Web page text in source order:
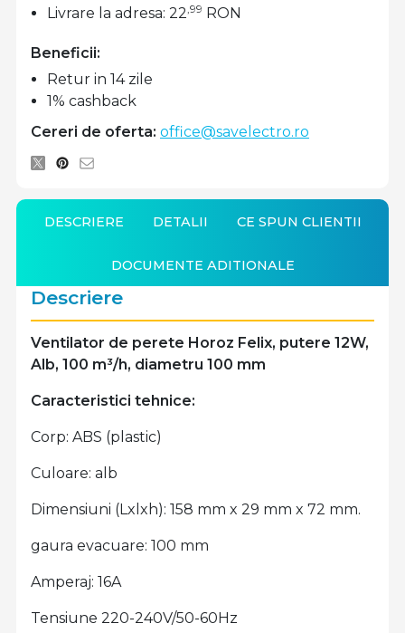
Livrare la adresa: 22,99 RON
Beneficii:
Retur in 14 zile
1% cashback
Cereri de oferta: office@savelectro.ro
DESCRIERE DETALII CE SPUN CLIENTII
DOCUMENTE ADITIONALE
Descriere
Ventilator de perete Horoz Felix, putere 12W,
Alb, 100 m³/h, diametru 100 mm
Caracteristici tehnice:
Corp: ABS (plastic)
Culoare: alb
Dimensiuni (Lxlxh): 158 mm x 29 mm x 72 mm.
gaura evacuare: 100 mm
Amperaj: 16A
Tensiune 220-240V/50-60Hz